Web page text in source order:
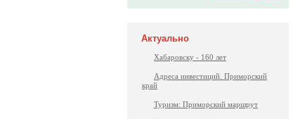
Актуально
Хабаровску - 160 лет
Адреса инвестиций. Приморский
край
Туризм: Приморский маршрут